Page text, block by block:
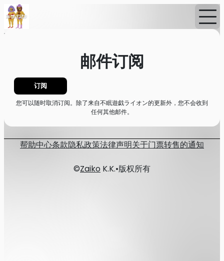
首页
邮件订阅
订阅
您可以随时取消订阅。除了来自不眠遊戯ライオン的更新外，您不会收到
任何其他邮件。
帮助中心条款隐私政策法律声明关于门票转售的通知
©Zaiko K.K.•版权所有